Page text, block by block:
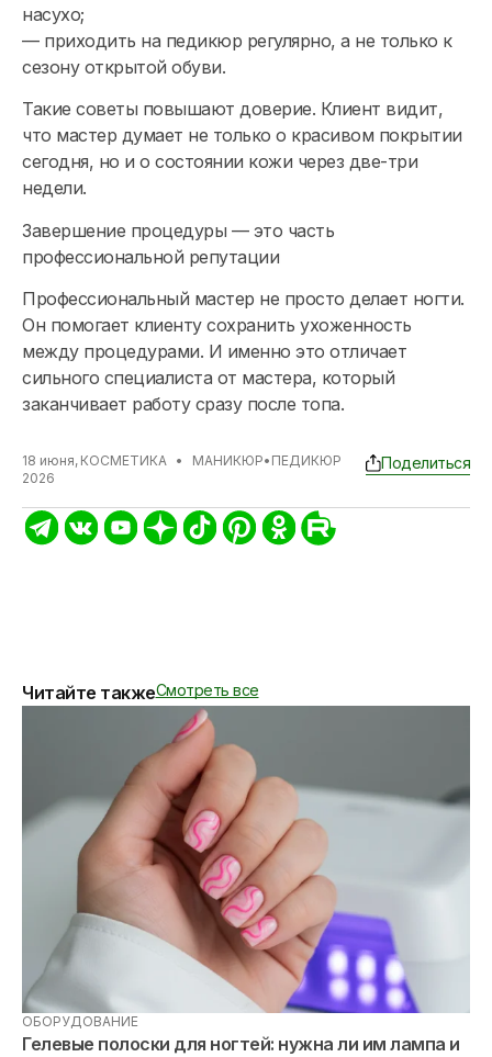
насухо;
— приходить на педикюр регулярно, а не только к
сезону открытой обуви.
Такие советы повышают доверие. Клиент видит,
что мастер думает не только о красивом покрытии
сегодня, но и о состоянии кожи через две-три
недели.
Завершение процедуры — это часть
профессиональной репутации
Профессиональный мастер не просто делает ногти.
Он помогает клиенту сохранить ухоженность
между процедурами. И именно это отличает
сильного специалиста от мастера, который
заканчивает работу сразу после топа.
18 июня,
2026
КОСМЕТИКА • МАНИКЮР• ПЕДИКЮР Поделиться
Читайте такжеСмотреть все
ОБОРУДОВАНИЕ
Гелевые полоски для ногтей: нужна ли им лампа и